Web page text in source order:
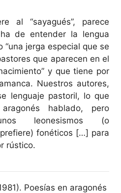
al “sayagués”, parece
de entender la lengua
“una jerga especial que se
que aparecen en el
y que tiene por
Nuestros autores,
lenguaje pastoril, lo que
hablado, pero
leonesismos (o
fonéticos […] para
rústico.
Poesías en aragonés